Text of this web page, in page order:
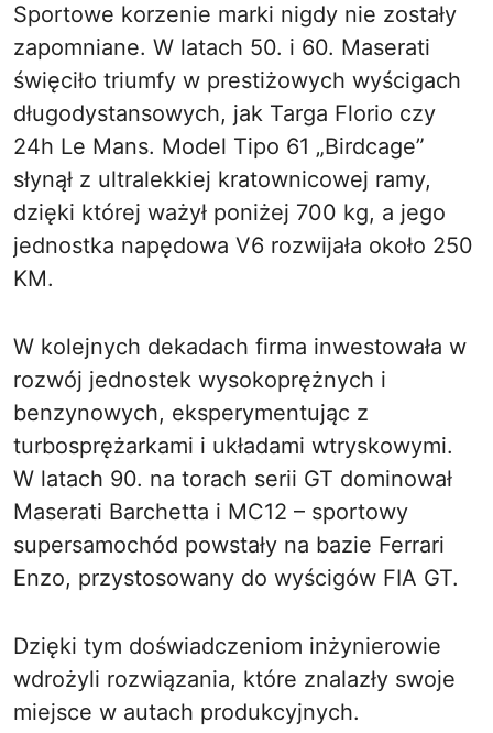
Sportowe korzenie marki nigdy nie zostały
zapomniane. W latach 50. i 60. Maserati
święciło triumfy w prestiżowych wyścigach
długodystansowych, jak Targa Florio czy
24h Le Mans. Model Tipo 61 „Birdcage”
słynął z ultralekkiej kratownicowej ramy,
dzięki której ważył poniżej 700 kg, a jego
jednostka napędowa V6 rozwijała około 250
KM.
W kolejnych dekadach firma inwestowała w
rozwój jednostek wysokoprężnych i
benzynowych, eksperymentując z
turbosprężarkami i układami wtryskowymi.
W latach 90. na torach serii GT dominował
Maserati Barchetta i MC12 – sportowy
supersamochód powstały na bazie Ferrari
Enzo, przystosowany do wyścigów FIA GT.
Dzięki tym doświadczeniom inżynierowie
wdrożyli rozwiązania, które znalazły swoje
miejsce w autach produkcyjnych.